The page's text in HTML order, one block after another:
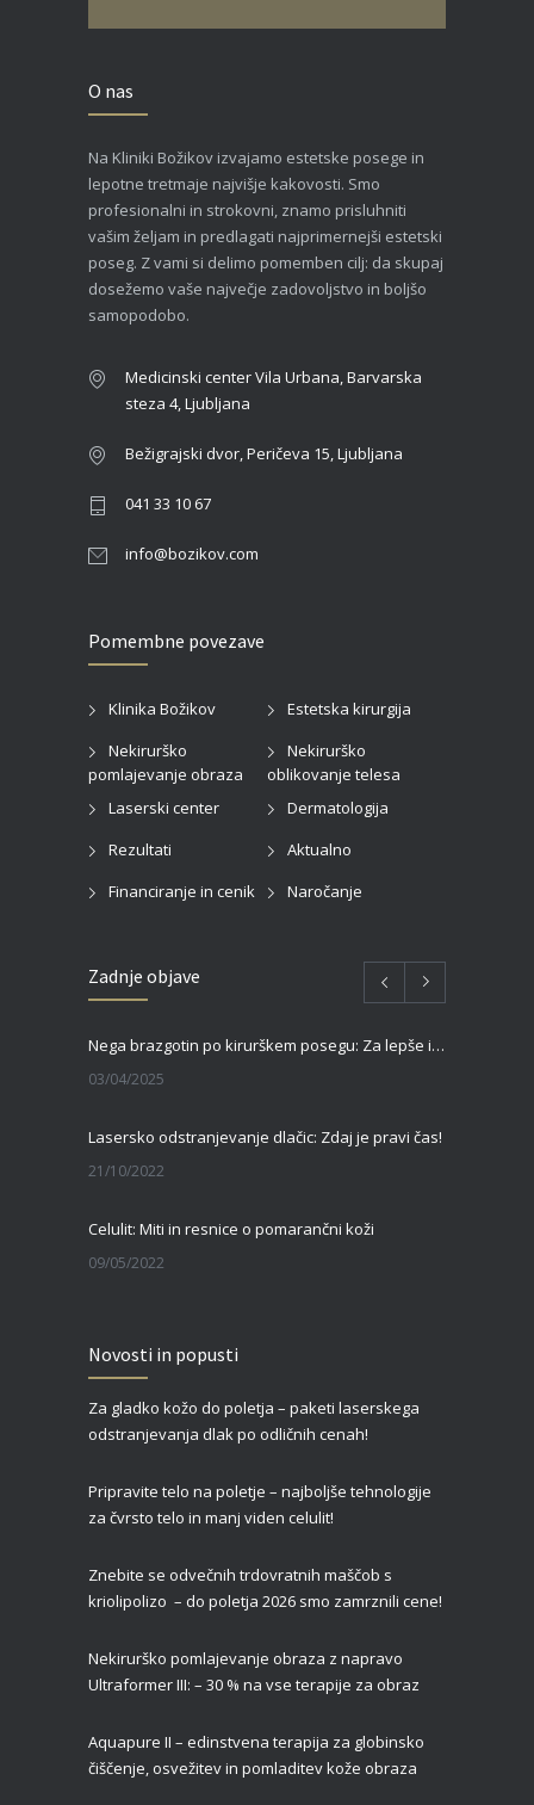
O nas
Na Kliniki Božikov izvajamo estetske posege in
lepotne tretmaje najvišje kakovosti. Smo
profesionalni in strokovni, znamo prisluhniti
vašim željam in predlagati najprimernejši estetski
poseg. Z vami si delimo pomemben cilj: da skupaj
dosežemo vaše največje zadovoljstvo in boljšo
samopodobo.
Medicinski center Vila Urbana, Barvarska
steza 4, Ljubljana
Bežigrajski dvor, Peričeva 15, Ljubljana
041 33 10 67
info@bozikov.com
Pomembne povezave
Klinika Božikov
Estetska kirurgija
Nekirurško
pomlajevanje obraza
Nekirurško
oblikovanje telesa
Laserski center
Dermatologija
Rezultati
Aktualno
Financiranje in cenik
Naročanje
Zadnje objave
Nega brazgotin po kirurškem posegu: Za lepše in hitrejše celjenje
03/04/2025
Lasersko odstranjevanje dlačic: Zdaj je pravi čas!
21/10/2022
Celulit: Miti in resnice o pomarančni koži
09/05/2022
27/02/2022
Čas je za piling!
09/01/2022
Novosti in popusti
Za gladko kožo do poletja – paketi laserskega
odstranjevanja dlak po odličnih cenah!
Pripravite telo na poletje – najboljše tehnologije
za čvrsto telo in manj viden celulit!
Znebite se odvečnih trdovratnih maščob s
kriolipolizo – do poletja 2026 smo zamrznili cene!
Nekirurško pomlajevanje obraza z napravo
Ultraformer III: – 30 % na vse terapije za obraz
Aquapure II – edinstvena terapija za globinsko
čiščenje, osvežitev in pomladitev kože obraza